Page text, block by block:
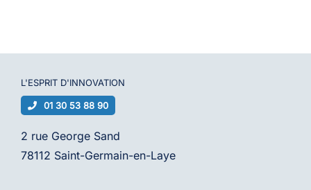
L'ESPRIT D'INNOVATION
01 30 53 88 90
2 rue George Sand
78112 Saint-Germain-en-Laye